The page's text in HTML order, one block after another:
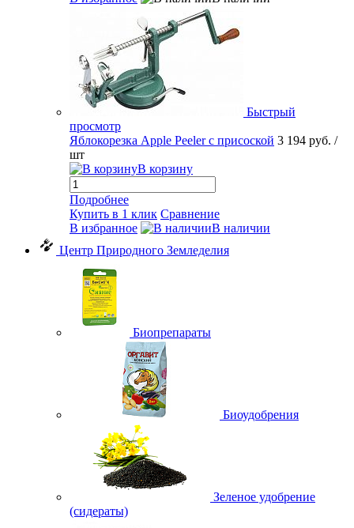
Быстрый
просмотр
Яблокорезка Apple Peeler с присоской 3 194 руб. /
шт
В корзину
Подробнее
Купить в 1 клик Сравнение
В избранное
В наличии
Центр Природного Земледелия
Биопрепараты
Биоудобрения
Зеленое удобрение
(сидераты)